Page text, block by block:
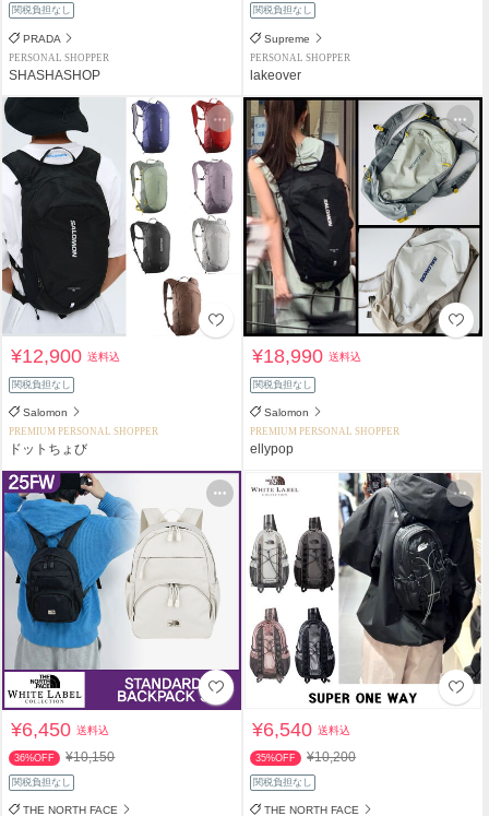
関税負担なし
PRADA
PERSONAL SHOPPER
SHASHASHOP
関税負担なし
Supreme
PERSONAL SHOPPER
lakeover
¥12,900送料込
関税負担なし
Salomon
PREMIUM PERSONAL SHOPPER
ドットちょび
¥18,990送料込
関税負担なし
Salomon
PREMIUM PERSONAL SHOPPER
ellypop
¥6,450送料込
36%OFF ¥10,150
関税負担なし
THE NORTH FACE
¥6,540送料込
35%OFF ¥10,200
関税負担なし
THE NORTH FACE